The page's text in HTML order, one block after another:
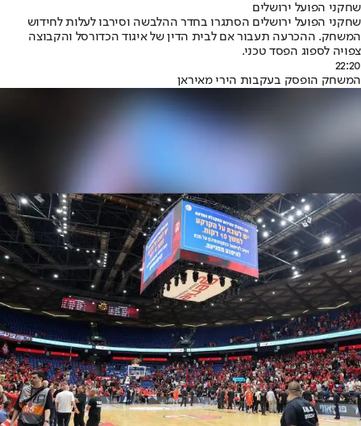
שחקני הפועל ירושלים
שחקני הפועל ירושלים הסתגרו בחדר ההלבשה וסירבו לעלות לחידוש
המשחק. ההכרעה תעבור אם לבית הדין של איגוד הכדורסל והקבוצה
צפויה לספוג הפסד טכני.
22:20
המשחק הופסק בעקבות הירי מאיראן